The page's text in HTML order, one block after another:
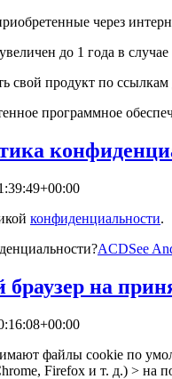
через
до 1 года в
свой продукт по
программное
конфиденциальности.
ACDSee
на
файлы cookie по
Firefox и т. д.) > на